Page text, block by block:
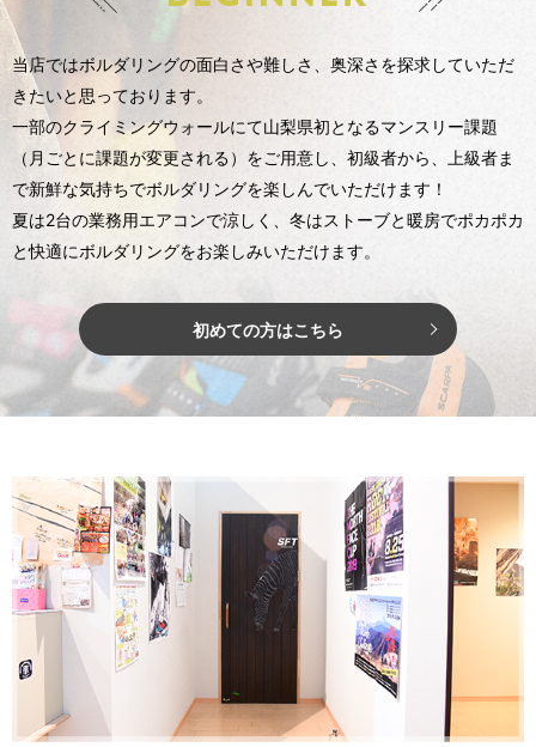
当店ではボルダリングの面白さや難しさ、奥深さを探求していただ
きたいと思っております。
一部のクライミングウォールにて山梨県初となるマンスリー課題
（月ごとに課題が変更される）をご用意し、 初級者から、上級者ま
で新鮮な気持ちでボルダリングを楽しんでいただけます！
夏は2台の業務用エアコンで涼しく、冬はストーブと暖房でポカポカ
と快適にボルダリングをお楽しみいただけます。
初めての方はこちら